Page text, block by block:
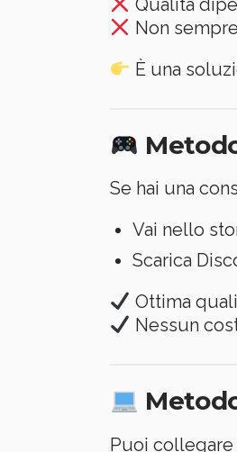
Qualità
Non
È una
Se hai una
Vai nello
Scarica
Ottima
Nessun
Puoi